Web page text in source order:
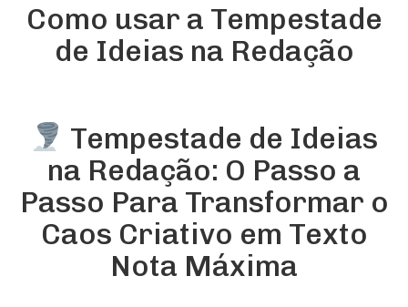
Como usar a Tempestade
de Ideias na Redação
Tempestade de Ideias
na Redação: O Passo a
Passo Para Transformar o
Caos Criativo em Texto
Nota Máxima